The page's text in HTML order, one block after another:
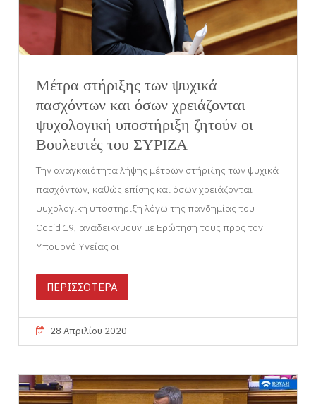
Μέτρα στήριξης των ψυχικά
πασχόντων και όσων χρειάζονται
ψυχολογική υποστήριξη ζητούν οι
Βουλευτές του ΣΥΡΙΖΑ
Την αναγκαιότητα λήψης μέτρων στήριξης των ψυχικά
πασχόντων, καθώς επίσης και όσων χρειάζονται
ψυχολογική υποστήριξη λόγω της πανδημίας του
Cocid 19, αναδεικνύουν με Ερώτησή τους προς τον
Υπουργό Υγείας οι
ΠΕΡΙΣΣΟΤΕΡΑ
28 Απριλίου 2020